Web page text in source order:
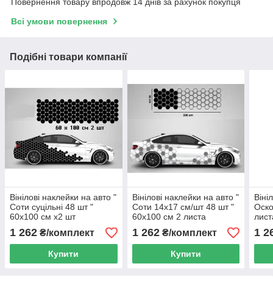
Всі умови повернення
Подібні товари компанії
Вінілові наклейки на авто "
Соти суцільні 48 шт "
60х100 см х2 шт
1 262 ₴/комплект
Купити
Вінілові наклейки на авто "
Соти 14х17 см/шт 48 шт "
60х100 см 2 листа
1 262₴/комплект
Купити
1